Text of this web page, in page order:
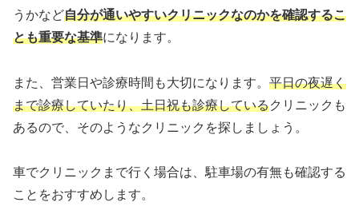
うかなど自分が通いやすいクリニックなのかを確認するこ
とも重要な基準になります。
また、営業日や診療時間も大切になります。 平日の夜遅く
まで診療していたり、土日祝も診療しているクリニックも
あるので、そのようなクリニックを探しましょう。
車でクリニックまで行く場合は、駐車場の有無も確認する
ことをおすすめします。